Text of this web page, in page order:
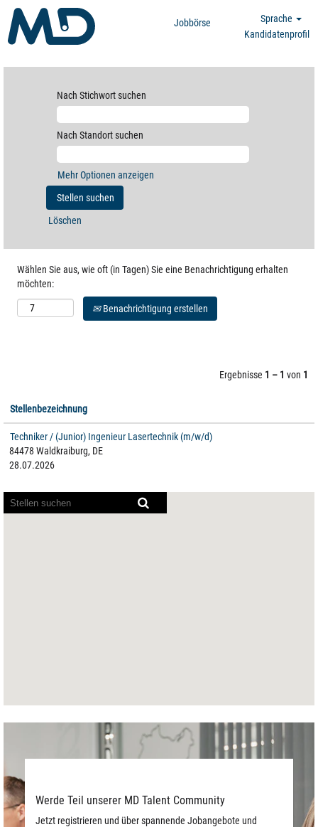
Jobbörse
Sprache
Kandidatenprofil
Nach Stichwort suchen
Nach Standort suchen
Mehr Optionen anzeigen
Löschen
Wählen Sie aus, wie oft (in Tagen) Sie eine Benachrichtigung erhalten
möchten:
Benachrichtigung erstellen
Ergebnisse 1 – 1 von 1
Stellenbezeichnung
Techniker / (Junior) Ingenieur Lasertechnik (m/w/d)
84478 Waldkraiburg, DE
28.07.2026
Bildschirmausleseprogramme
können
Werde Teil unserer MD Talent Community
Jetzt registrieren und über spannende Jobangebote und